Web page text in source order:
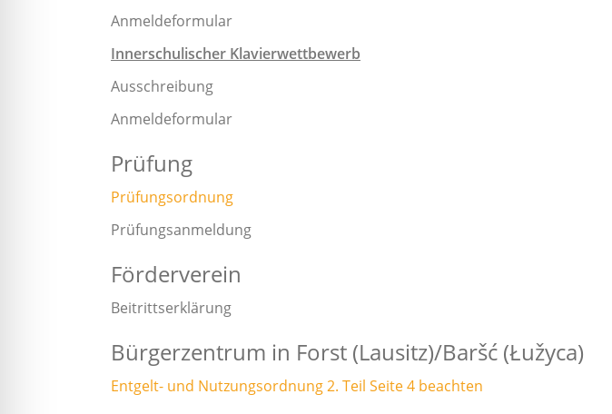
Anmeldeformular
Innerschulischer Klavierwettbewerb
Ausschreibung
Anmeldeformular
Prüfung
Prüfungsordnung
Prüfungsanmeldung
Förderverein
Beitrittserklärung
Bürgerzentrum in Forst (Lausitz)/Baršć (Łužyca)
Entgelt- und Nutzungsordnung 2. Teil Seite 4 beachten